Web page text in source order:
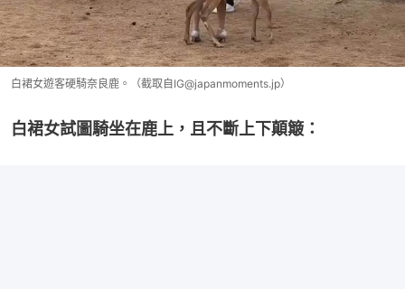
白裙女遊客硬騎奈良鹿。（截取自IG@japanmoments.jp）
白裙女試圖騎坐在鹿上，且不斷上下顛簸：